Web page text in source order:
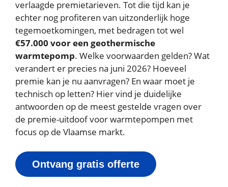
verlaagde premietarieven. Tot die tijd kan je
echter nog profiteren van uitzonderlijk hoge
tegemoetkomingen, met bedragen tot wel
€57.000 voor een geothermische
warmtepomp. Welke voorwaarden gelden? Wat
verandert er precies na juni 2026? Hoeveel
premie kan je nu aanvragen? En waar moet je
technisch op letten? Hier vind je duidelijke
antwoorden op de meest gestelde vragen over
de premie-uitdoof voor warmtepompen met
focus op de Vlaamse markt.
Ontvang gratis offerte